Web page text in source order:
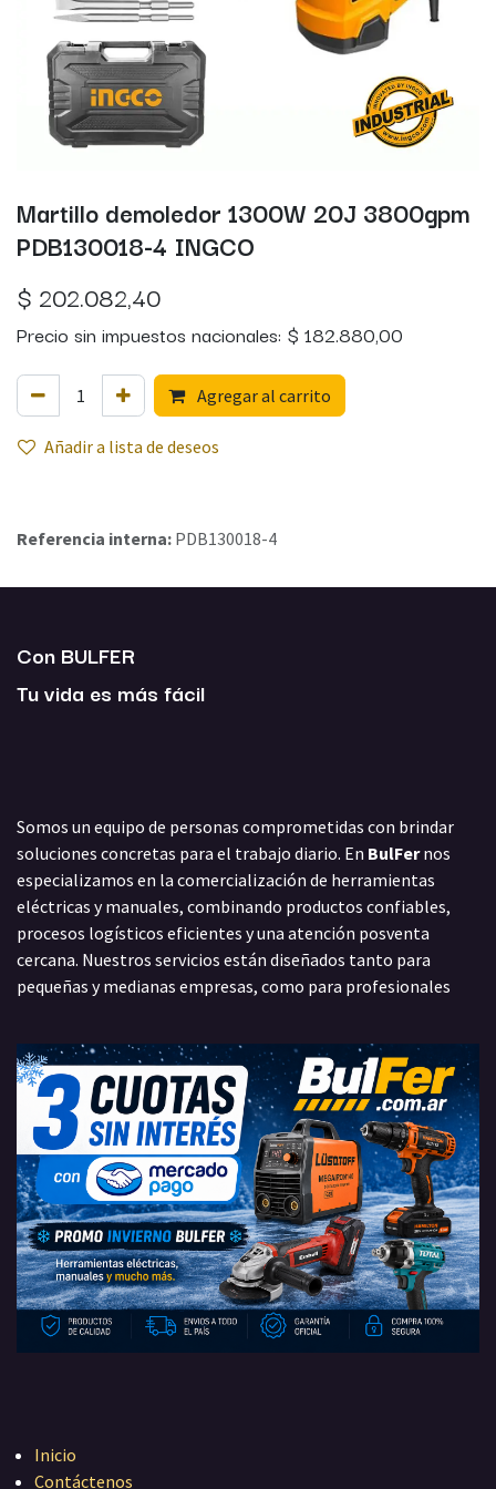
Martillo demoledor 1300W 20J 3800gpm
PDB130018-4 INGCO
$ 202.082,40
Precio sin impuestos nacionales: $ 182.880,00
Agregar al carrito
Añadir a lista de deseos
Referencia interna: PDB130018-4
Con BULFER
Tu vida es más fácil
Somos un equipo de personas comprometidas con brindar
soluciones concretas para el trabajo diario. En BulFernos
especializamos en la comercialización de herramientas
eléctricas y manuales, combinando productos confiables,
procesos logísticos eficientes y una atención posventa
cercana. Nuestros servicios están diseñados tanto para
pequeñas y medianas empresas, como para profesionales
Inicio
Contáctenos